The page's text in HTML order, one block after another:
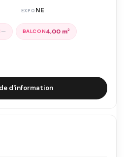
NE
— 4,00 m2
d'information